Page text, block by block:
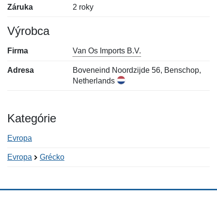
Záruka 2 roky
Výrobca
Firma Van Os Imports B.V.
Adresa
Boveneind Noordzijde 56, Benschop,
Netherlands
Kategórie
Evropa
Evropa Grécko